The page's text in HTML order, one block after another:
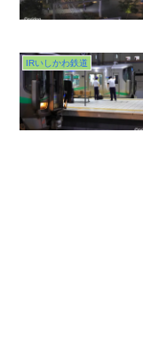
IRいしかわ鉄道